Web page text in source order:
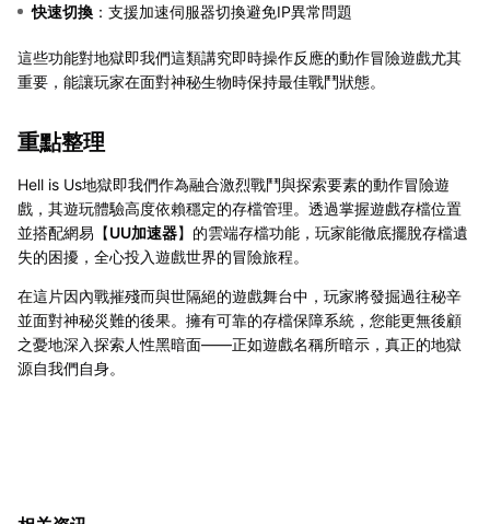
快速切換 ：支援加速伺服器切換避免IP異常問題
這些功能對地獄即我們這類講究即時操作反應的動作冒險遊戲尤其
重要，能讓玩家在面對神秘生物時保持最佳戰鬥狀態。
重點整理
Hell is Us地獄即我們作為融合激烈戰鬥與探索要素的動作冒險遊
戲，其遊玩體驗高度依賴穩定的存檔管理。透過掌握遊戲存檔位置
並搭配網易【UU加速器】的雲端存檔功能，玩家能徹底擺脫存檔遺
失的困擾，全心投入遊戲世界的冒險旅程。
在這片因內戰摧殘而與世隔絕的遊戲舞台中，玩家將發掘過往秘辛
並面對神秘災難的後果。擁有可靠的存檔保障系統，您能更無後顧
之憂地深入探索人性黑暗面——正如遊戲名稱所暗示，真正的地獄
源自我們自身。